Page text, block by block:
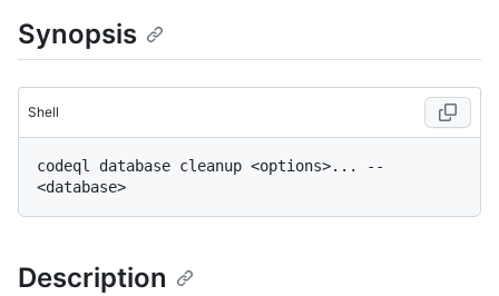
Synopsis
Shell
codeql database cleanup <options>... --
Description